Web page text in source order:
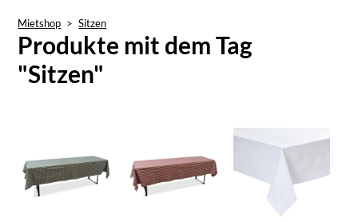
Mietshop > Sitzen
Produkte mit dem Tag
"Sitzen"